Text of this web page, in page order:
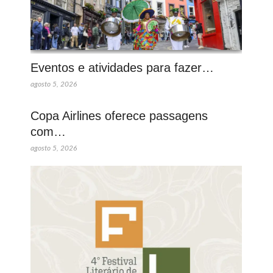
Eventos e atividades para fazer…
agosto 5, 2026
Copa Airlines oferece passagens
com…
agosto 5, 2026